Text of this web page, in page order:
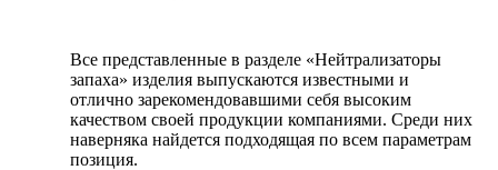
Все представленные в разделе «Нейтрализаторы
запаха» изделия выпускаются известными и
отлично зарекомендовавшими себя высоким
качеством своей продукции компаниями. Среди них
наверняка найдется подходящая по всем параметрам
позиция.